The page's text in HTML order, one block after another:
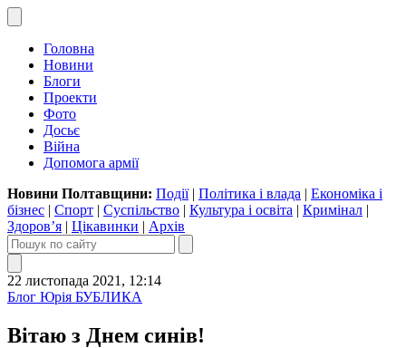
Головна
Новини
Блоги
Проекти
Фото
Досьє
Війна
Допомога армії
Новини Полтавщини: Події| Політика і влада | Економіка і
бізнес | Спорт | Суспільство | Культура і освіта | Кримінал |
Здоров’я | Цікавинки | Архів
22 листопада 2021, 12:14
Блог Юрія БУБЛИКА
Вітаю з Днем синів!